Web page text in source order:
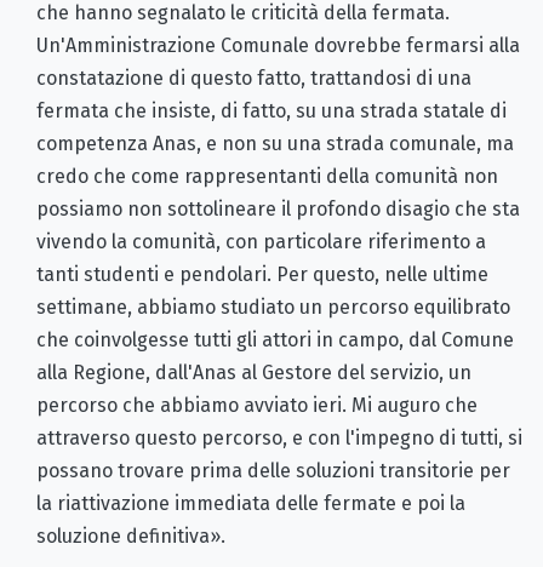
che hanno segnalato le criticità della fermata.
Un'Amministrazione Comunale dovrebbe fermarsi alla
constatazione di questo fatto, trattandosi di una
fermata che insiste, di fatto, su una strada statale di
competenza Anas, e non su una strada comunale, ma
credo che come rappresentanti della comunità non
possiamo non sottolineare il profondo disagio che sta
vivendo la comunità, con particolare riferimento a
tanti studenti e pendolari. Per questo, nelle ultime
settimane, abbiamo studiato un percorso equilibrato
che coinvolgesse tutti gli attori in campo, dal Comune
alla Regione, dall'Anas al Gestore del servizio, un
percorso che abbiamo avviato ieri. Mi auguro che
attraverso questo percorso, e con l'impegno di tutti, si
possano trovare prima delle soluzioni transitorie per
la riattivazione immediata delle fermate e poi la
soluzione definitiva».